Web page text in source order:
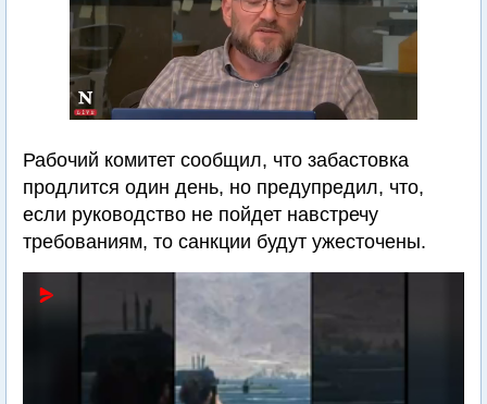
Рабочий комитет сообщил, что забастовка
продлится один день, но предупредил, что,
если руководство не пойдет навстречу
требованиям, то санкции будут ужесточены.